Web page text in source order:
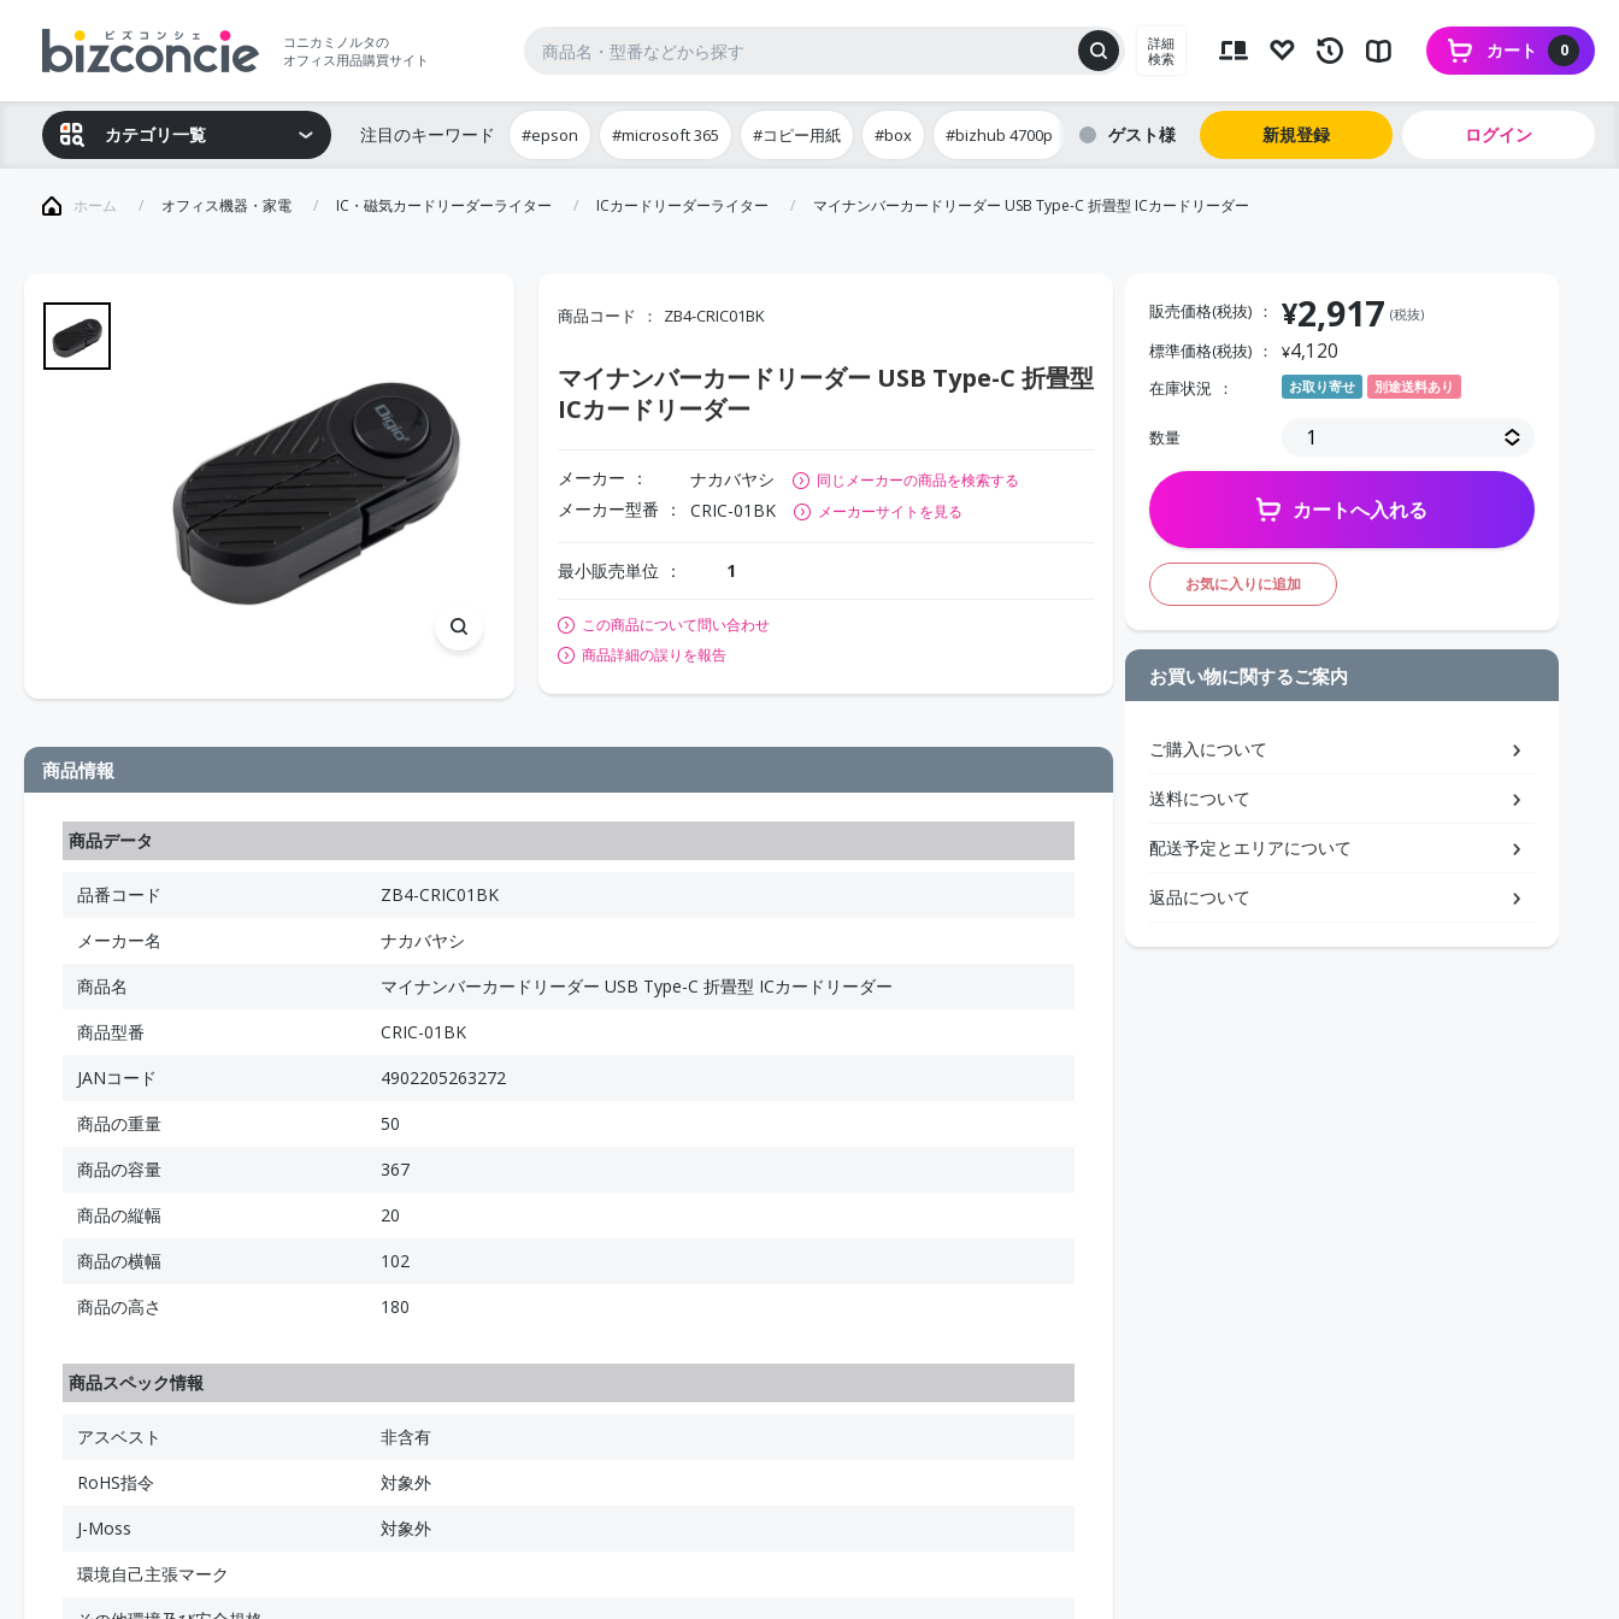
コニカミノルタの
オフィス用品購買サイト
詳細
検索
0
カート
カテゴリ一覧 注目のキーワード #epson #microsoft 365 #コピー用紙 #box #bizhub 4700p ゲスト 新規登録 ログイン
ホーム オフィス機器・家電 IC・磁気カードリーダーライター ICカードリーダーライター マイナンバーカードリーダー USB Type-C 折畳型 ICカードリーダー
商品コード ZB4-CRIC01BK
マイナンバーカードリーダー USB Type-C 折畳型
ICカードリーダー
メーカー ナカバヤシ 同じメーカーの商品を検索する
メーカー型番 CRIC-01BK メーカーサイトを見る
最小販売単位 1
この商品について問い合わせ
商品詳細の誤りを報告
商品情報
商品データ
品番コード
ZB4-CRIC01BK
メーカー名
ナカバヤシ
商品名
マイナンバーカードリーダー USB Type-C 折畳型 ICカードリーダー
商品型番
CRIC-01BK
JANコード
4902205263272
商品の重量
50
商品の容量
367
商品の縦幅
20
商品の横幅
102
商品の高さ
180
商品スペック情報
アスベスト
非含有
RoHS指令
対象外
J-Moss
対象外
環境自己主張マーク
販売価格(税抜) ¥2,917 (税抜)
標準価格(税抜) ¥4,120
在庫状況 お取り寄せ 別途送料あり
数量
カートへ入れる
お気に入りに追加
お買い物に関するご案内
ご購入について
送料について
配送予定とエリアについて
返品について